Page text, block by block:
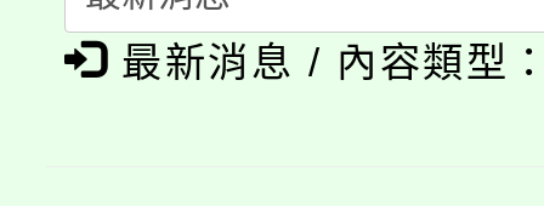
義教育推展貢獻獎」
公告本校115學年度第
「2026金融保險知識
最新消息 / 內容類型